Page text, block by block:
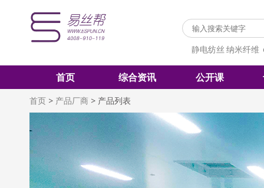
静电纺丝 纳米纤维
首页 综合资讯 公开课
首页 > 产品厂商 > 产品列表